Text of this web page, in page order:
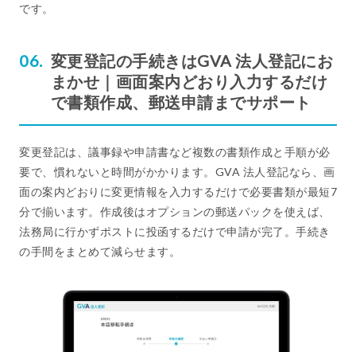
です。
変更登記の手続きはGVA 法人登記にお
まかせ｜画面案内どおり入力するだけ
で書類作成、郵送申請までサポート
変更登記は、議事録や申請書など複数の書類作成と手順が必
要で、慣れないと時間がかかります。GVA 法人登記なら、画
面の案内どおりに変更情報を入力するだけで必要書類が最短7
分で揃います。作成後はオプションの郵送パックを使えば、
法務局に行かずポストに投函するだけで申請が完了。手続き
の手間をまとめて減らせます。